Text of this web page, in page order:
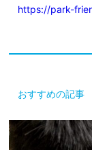
https://park-
おすすめの記事